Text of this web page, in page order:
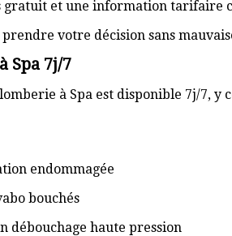
et une information tarifaire
votre décision sans
Spa 7j/7
à Spa est disponible 7j/7,
endommagée
bouchés
débouchage haute pression